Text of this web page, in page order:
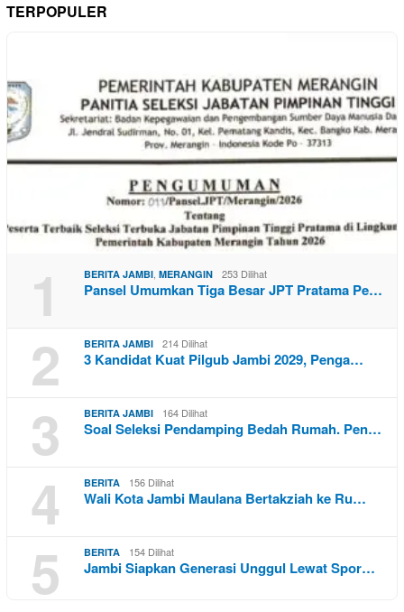
TERPOPULER
1 BERITA JAMBI, MERANGIN 253 Dilihat
Pansel Umumkan Tiga Besar JPT Pratama Pe…
2 BERITA JAMBI 214 Dilihat
3 Kandidat Kuat Pilgub Jambi 2029, Penga…
3 BERITA JAMBI 164 Dilihat
Soal Seleksi Pendamping Bedah Rumah. Pen…
4 BERITA 156 Dilihat
Wali Kota Jambi Maulana Bertakziah ke Ru…
5 BERITA 154 Dilihat
Jambi Siapkan Generasi Unggul Lewat Spor…